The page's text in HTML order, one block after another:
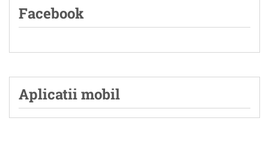
Facebook
Aplicatii mobil